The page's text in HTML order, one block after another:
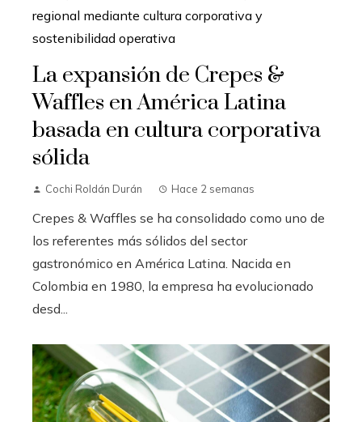
La expansión de Crepes &
Waffles en América Latina
basada en cultura corporativa
sólida
Cochi Roldán Durán Hace 2 semanas
Crepes & Waffles se ha consolidado como uno de
los referentes más sólidos del sector
gastronómico en América Latina. Nacida en
Colombia en 1980, la empresa ha evolucionado
desd...